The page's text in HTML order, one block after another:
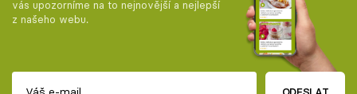
vás upozorníme na to nejnovější a nejlepší
z našeho webu.
ODESLAT